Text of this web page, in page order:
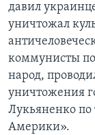
давил
уничтожал
коммунисты
народ,
уничтожения
Лукьяненко по
Америки».